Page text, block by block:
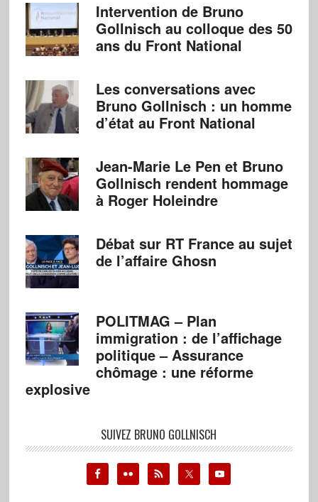
Intervention de Bruno
Gollnisch au colloque des 50
ans du Front National
Les conversations avec
Bruno Gollnisch : un homme
d’état au Front National
Jean-Marie Le Pen et Bruno
Gollnisch rendent hommage
à Roger Holeindre
Débat sur RT France au sujet
de l’affaire Ghosn
POLITMAG – Plan
immigration : de l’affichage
politique – Assurance
chômage : une réforme
explosive
SUIVEZ BRUNO GOLLNISCH